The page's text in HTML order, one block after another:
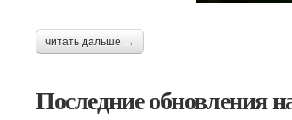
читать дальше →
Последние обновления